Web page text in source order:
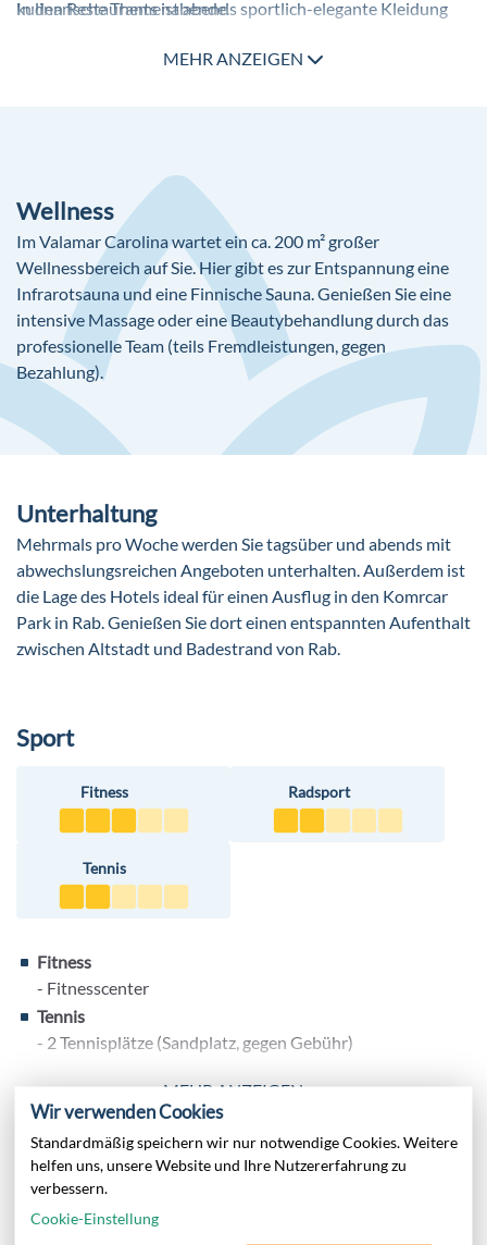
Parkplatz: nach Verfügbarkeit, unbewacht, ohne Gebühr
kulinarische Themenabende.
In den Restaurants ist abends sportlich-elegante Kleidung
MEHR ANZEIGEN
Wellness
Im Valamar Carolina wartet ein ca. 200 m² großer
Wellnessbereich auf Sie. Hier gibt es zur Entspannung eine
Infrarotsauna und eine Finnische Sauna. Genießen Sie eine
intensive Massage oder eine Beautybehandlung durch das
professionelle Team (teils Fremdleistungen, gegen
Bezahlung).
Unterhaltung
Mehrmals pro Woche werden Sie tagsüber und abends mit
abwechslungsreichen Angeboten unterhalten. Außerdem ist
die Lage des Hotels ideal für einen Ausflug in den Komrcar
Park in Rab. Genießen Sie dort einen entspannten Aufenthalt
zwischen Altstadt und Badestrand von Rab.
Sport
Fitness Radsport
Tennis
Fitness
- Fitnesscenter
Tennis
- 2 Tennisplätze (Sandplatz, gegen Gebühr)
MEHR ANZEIGEN
Infos
Landeskategorie: 4 Sterne
Wir verwenden Cookies
Standardmäßig speichern wir nur notwendige Cookies. Weitere
helfen uns, unsere Website und Ihre Nutzererfahrung zu
verbessern.
Cookie-Einstellung